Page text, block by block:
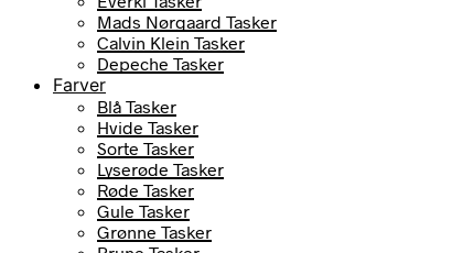
Mads Nørgaard Tasker
Calvin Klein Tasker
Depeche Tasker
Farver
Blå Tasker
Hvide Tasker
Sorte Tasker
Lyserøde Tasker
Røde Tasker
Gule Tasker
Grønne Tasker